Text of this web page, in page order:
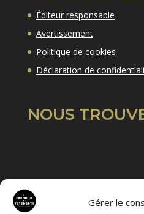
Gérer le
Éditeur responsable
Avertissement
Politique de cookies
Déclaration de
NOUS